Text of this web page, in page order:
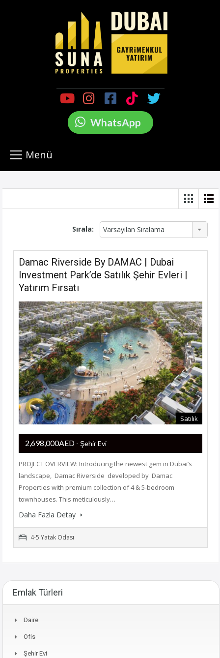
WhatsApp
Menü
Sırala: Varsayılan Sıralama
Damac Riverside By DAMAC | Dubai
Investment Park’de Satılık Şehir Evleri |
Yatırım Fırsatı
Satılık
2,698,000AED - Şehir Evi
PROJECT OVERVIEW: Introducing the newest gem in Dubai’s
landscape, Damac Riverside developed by Damac
Properties with premium collection of 4 & 5-bedroom
townhouses. This meticulously…
Daha Fazla Detay
4-5 Yatak Odası
Emlak Türleri
Daire
Ofis
Şehir Evi